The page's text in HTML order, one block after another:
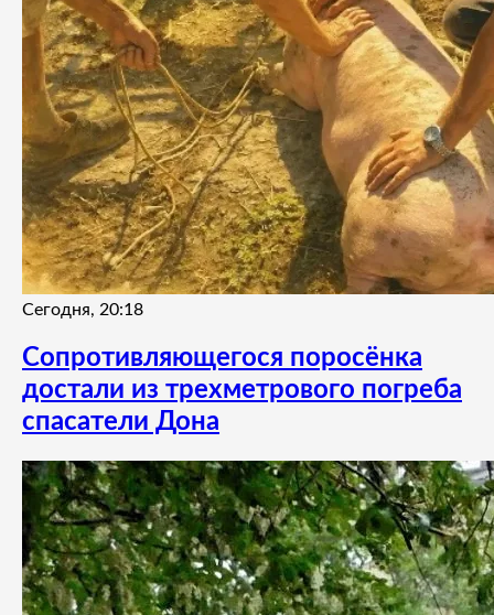
Сегодня, 20:18
Сопротивляющегося поросёнка
достали из трехметрового погреба
спасатели Дона